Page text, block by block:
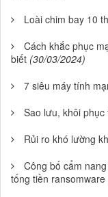
Loài chim bay 10
Cách khắc phục
biết (30/03/2024)
7 siêu máy tính
Sao lưu, khôi
Rủi ro khó lường
Công bố cẩm
tống tiền ransomware